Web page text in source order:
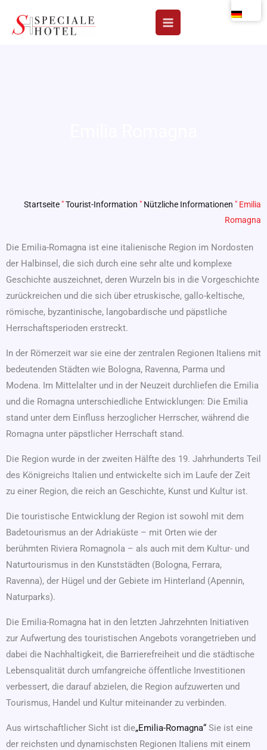
Inhalt
Startseite "Tourist-Information " Nützliche Informationen " Emilia
Romagna
Die Emilia-Romagna ist eine italienische Region im Nordosten
der Halbinsel, die sich durch eine sehr alte und komplexe
Geschichte auszeichnet, deren Wurzeln bis in die Vorgeschichte
zurückreichen und die sich über etruskische, gallo-keltische,
römische, byzantinische, langobardische und päpstliche
Herrschaftsperioden erstreckt.
In der Römerzeit war sie eine der zentralen Regionen Italiens mit
bedeutenden Städten wie Bologna, Ravenna, Parma und
Modena. Im Mittelalter und in der Neuzeit durchliefen die Emilia
und die Romagna unterschiedliche Entwicklungen: Die Emilia
stand unter dem Einfluss herzoglicher Herrscher, während die
Romagna unter päpstlicher Herrschaft stand.
Die Region wurde in der zweiten Hälfte des 19. Jahrhunderts Teil
des Königreichs Italien und entwickelte sich im Laufe der Zeit
zu einer Region, die reich an Geschichte, Kunst und Kultur ist.
Die touristische Entwicklung der Region ist sowohl mit dem
Badetourismus an der Adriaküste – mit Orten wie der
berühmten Riviera Romagnola – als auch mit dem Kultur- und
Naturtourismus in den Kunststädten (Bologna, Ferrara,
Ravenna), der Hügel und der Gebiete im Hinterland (Apennin,
Naturparks).
Die Emilia-Romagna hat in den letzten Jahrzehnten Initiativen
zur Aufwertung des touristischen Angebots vorangetrieben und
dabei die Nachhaltigkeit, die Barrierefreiheit und die städtische
Lebensqualität durch umfangreiche öffentliche Investitionen
verbessert, die darauf abzielen, die Region aufzuwerten und
Tourismus, Handel und Kultur miteinander zu verbinden.
Aus wirtschaftlicher Sicht ist die„Emilia-Romagna“ Sie ist eine
der reichsten und dynamischsten Regionen Italiens mit einem